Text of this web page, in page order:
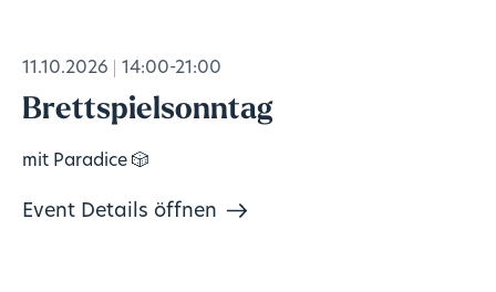
11.10.2026 14:00-21:00
Brettspielsonntag
mit Paradice 🎲
Event Details öffnen